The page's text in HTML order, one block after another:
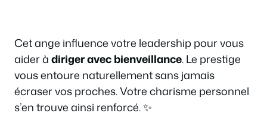
Cet ange influence votre leadership pour vous
aider àdiriger avec bienveillance. Le prestige
vous entoure naturellement sans jamais
écraser vos proches. Votre charisme personnel
s’en trouve ainsi renforcé. ✨